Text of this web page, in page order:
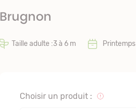
Brugnon
Taille adulte :3 à 6 m Printemps
Choisir un produit :